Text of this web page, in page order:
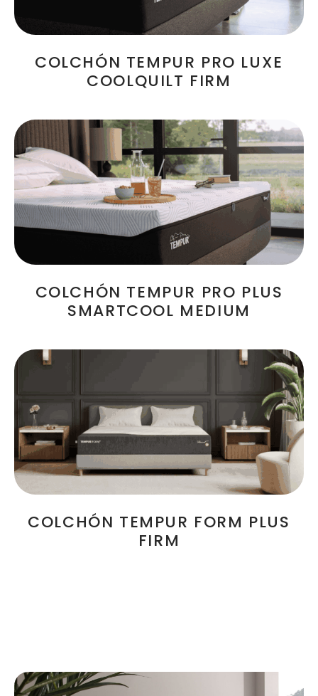
COLCHÓN TEMPUR PRO LUXE
COOLQUILT FIRM
COLCHÓN TEMPUR PRO PLUS
SMARTCOOL MEDIUM
COLCHÓN TEMPUR FORM PLUS
FIRM